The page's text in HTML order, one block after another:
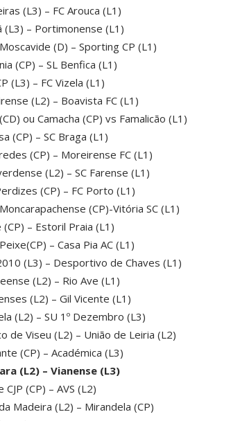
(L3) – FC Arouca (L1)
(L3) – Portimonense (L1)
(D) – Sporting CP (L1)
(CP) – SL Benfica (L1)
(L3) – FC Vizela (L1)
(L2) – Boavista FC (L1)
ou Camacha (CP) vs Famalicão (L1)
(CP) – SC Braga (L1)
(CP) – Moreirense FC (L1)
(L2) – SC Farense (L1)
(CP) – FC Porto (L1)
(CP)-Vitória SC (L1)
– Estoril Praia (L1)
– Casa Pia AC (L1)
(L3) – Desportivo de Chaves (L1)
(L2) – Rio Ave (L1)
(L2) – Gil Vicente (L1)
(L2) – SU 1º Dezembro (L3)
de Viseu (L2) – União de Leiria (L2)
(CP) – Académica (L3)
(L2) – Vianense (L3)
CJP (CP) – AVS (L2)
Madeira (L2) – Mirandela (CP)